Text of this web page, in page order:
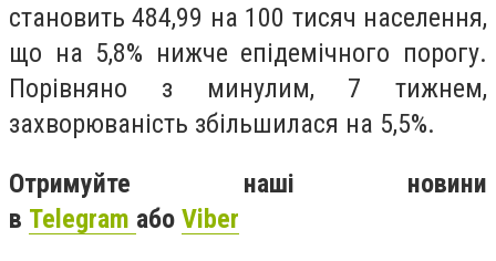
становить 484,99 на 100 тисяч населення,
що на 5,8% нижче епідемічного порогу.
Порівняно з минулим, 7 тижнем,
захворюваність збільшилася на 5,5%.
Отримуйте наші новини
в Telegram або Viber